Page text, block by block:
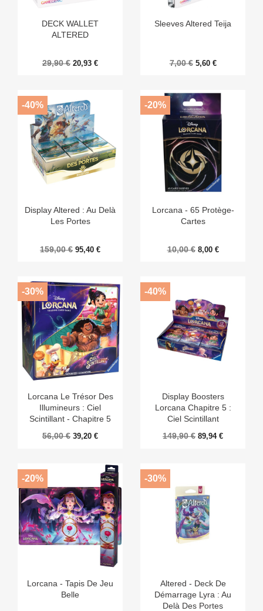
DECK WALLET
ALTERED
29,90 € 20,93 €
Sleeves Altered Teija
7,00 € 5,60 €
Display Altered : Au Delà
Les Portes
159,00 € 95,40 €
-40%
Lorcana - 65 Protège-
Cartes
10,00 € 8,00 €
-20%
Lorcana Le Trésor Des
Illumineurs : Ciel
Scintillant - Chapitre 5
56,00 € 39,20 €
-30%
Display Boosters
Lorcana Chapitre 5 :
Ciel Scintillant
149,90 € 89,94 €
-40%
Lorcana - Tapis De Jeu
Belle
-20%
Altered - Deck De
Démarrage Lyra : Au
Delà Des Portes
-30%